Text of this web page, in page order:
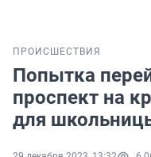
ПРОИСШЕСТВИЯ
Попытка
проспект на
для